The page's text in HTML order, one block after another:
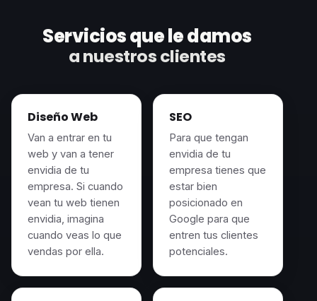
Servicios que le damos
a nuestros clientes
Diseño Web
Van a entrar en tu
web y van a tener
envidia de tu
empresa. Si cuando
vean tu web tienen
envidia, imagina
cuando veas lo que
vendas por ella.
SEO
Para que tengan
envidia de tu
empresa tienes que
estar bien
posicionado en
Google para que
entren tus clientes
potenciales.